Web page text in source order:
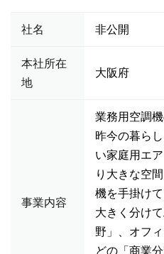
社名 非公開
本社所在
地
大阪府
事業内容
業務用空調
昨今の暮ら
い家庭用エ
り大きな空
機を手掛けて
大きく分け
野」、オフ
どの「商業